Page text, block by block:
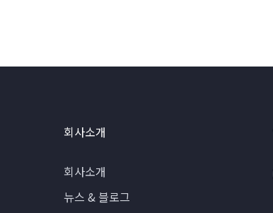
회사소개
회사소개
뉴스 & 블로그